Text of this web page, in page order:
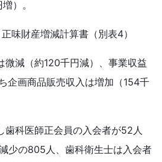
）。
味財産増減計算書（別表4）
微減（約120千円減）、事業収益
企画商品販売収入は増加（154千
歯科医師正会員の入会者が52人
少の805人、歯科衛生士は入会者